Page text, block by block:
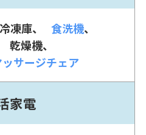
冷凍庫
食洗機
乾燥機
サージチェア
家電